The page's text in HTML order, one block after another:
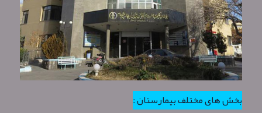
بخش های مختلف بیمارستان :